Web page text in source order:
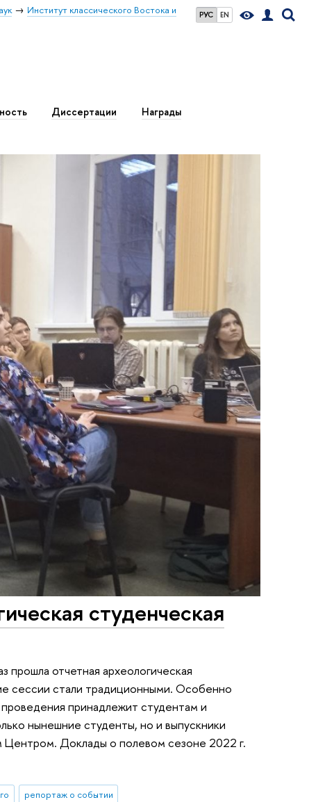
РУС EN
Институт классического Востока и
Диссертации Награды
студенческая
отчетная археологическая
сессии стали традиционными. Особенно
принадлежит студентам и
нынешние студенты, но и выпускники
Центром. Доклады о полевом сезоне 2022 г.
репортаж о событии